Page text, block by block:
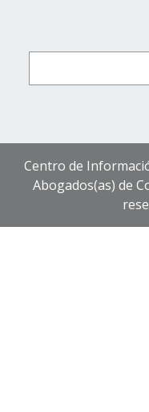
Centro de
Abogados(as) de